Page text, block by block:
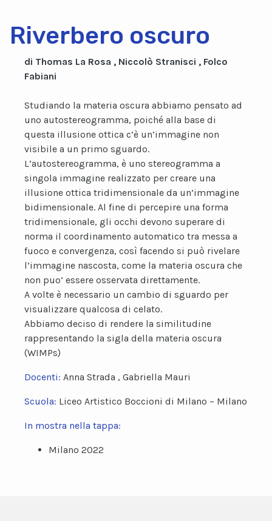
Riverbero oscuro
di Thomas La Rosa , Niccolò Stranisci , Folco
Fabiani
Studiando la materia oscura abbiamo pensato ad
uno autostereogramma, poiché alla base di
questa illusione ottica c’è un’immagine non
visibile a un primo sguardo.
L’autostereogramma, è uno stereogramma a
singola immagine realizzato per creare una
illusione ottica tridimensionale da un’immagine
bidimensionale. Al fine di percepire una forma
tridimensionale, gli occhi devono superare di
norma il coordinamento automatico tra messa a
fuoco e convergenza, così facendo si può rivelare
l’immagine nascosta, come la materia oscura che
non puo’ essere osservata direttamente.
A volte è necessario un cambio di sguardo per
visualizzare qualcosa di celato.
Abbiamo deciso di rendere la similitudine
rappresentando la sigla della materia oscura
(WIMPs)
Docenti: Anna Strada , Gabriella Mauri
Scuola: Liceo Artistico Boccioni di Milano – Milano
In mostra nella tappa:
Milano 2022